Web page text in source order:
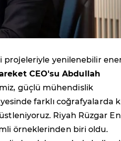
projeleriyle yenilenebilir
CEO'su Abdullah
güçlü mühendislik
farklı coğrafyalarda
Riyah Rüzgar
örneklerinden biri oldu.